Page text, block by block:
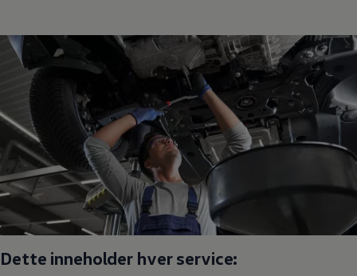
Dette inneholder hver service: